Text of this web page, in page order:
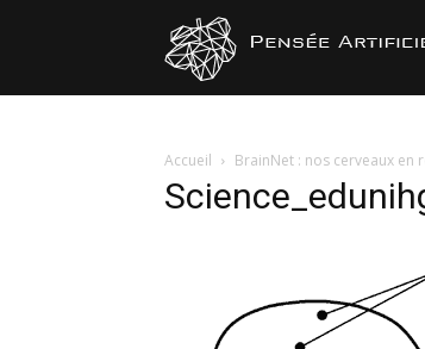
Accueil BrainNet : nos cerveaux en